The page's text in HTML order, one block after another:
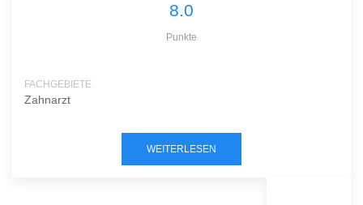
8.0
Punkte
FACHGEBIETE
Zahnarzt
WEITERLESEN